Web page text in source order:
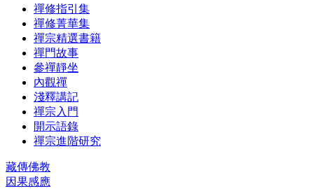
禪修指引集
禪修菁華集
禪宗精選書籍
禪門故事
參禪靜坐
內觀禪
淺釋講記
禪宗入門
開示語錄
禪宗進階研究
藏傳佛教
因果感應